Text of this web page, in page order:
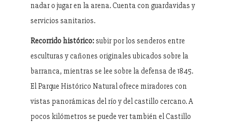
nadar o jugar en la arena. Cuenta con guardavidas y
servicios sanitarios.
Recorrido histórico:subir por los senderos entre
esculturas y cañones originales ubicados sobre la
barranca, mientras se lee sobre la defensa de 1845.
El Parque Histórico Natural ofrece miradores con
vistas panorámicas del río y del castillo cercano. A
pocos kilómetros se puede ver también el Castillo